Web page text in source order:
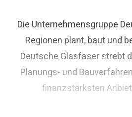
Die Unternehmensgruppe
Regionen plant, baut und
Deutsche Glasfaser strebt
Planungs- und
finanzstärksten